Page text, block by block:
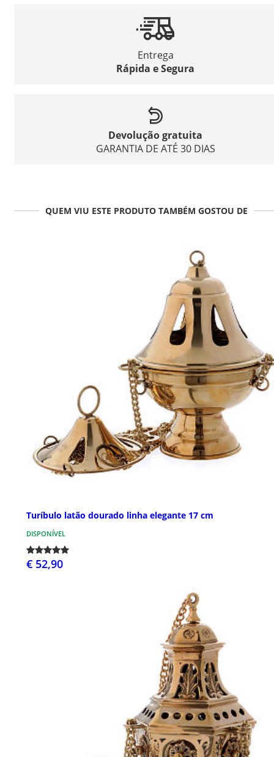
Entrega
Rápida e Segura
Devolução gratuita
GARANTIA DE ATÉ 30 DIAS
QUEM VIU ESTE PRODUTO TAMBÉM GOSTOU DE
Turíbulo latão dourado linha elegante 17 cm
DISPONÍVEL
€ 52,90